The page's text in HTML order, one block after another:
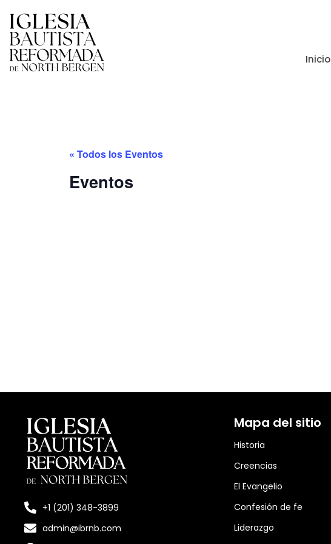
Inicio
« Todos los Eventos
Eventos
+1 (201) 348-3899
admin@ibrnb.com
Mapa del sitio
Historia
Creencias
El Evangelio
Confesión de fe
Liderazgo